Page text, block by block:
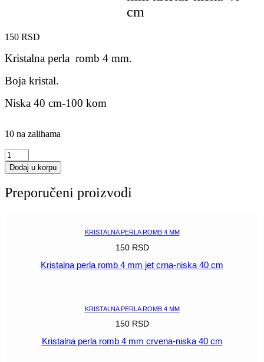
cm
150 RSD
Kristalna perla romb 4 mm.
Boja kristal.
Niska 40 cm-100 kom
10 na zalihama
Kristalna
perla
romb
mm
Dodaj u korpu
Preporučeni proizvodi
KRISTALNA PERLA ROMB 4 MM
150 RSD
Kristalna perla romb 4 mm jet crna-niska 40 cm
KRISTALNA PERLA ROMB 4 MM
150 RSD
Kristalna perla romb 4 mm crvena-niska 40 cm